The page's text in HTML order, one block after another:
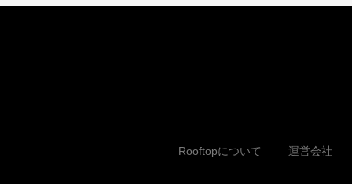
Rooftopについて 運営会社